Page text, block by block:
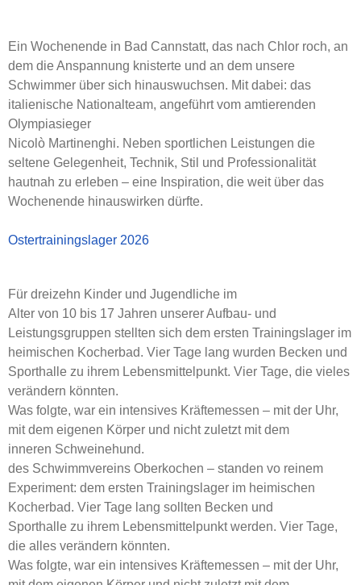
Ein Wochenende in Bad Cannstatt, das nach Chlor roch, an
dem die Anspannung knisterte und an dem unsere
Schwimmer über sich hinauswuchsen. Mit dabei: das
italienische Nationalteam, angeführt vom amtierenden
Olympiasieger
Nicolò Martinenghi. Neben sportlichen Leistungen die
seltene Gelegenheit, Technik, Stil und Professionalität
hautnah zu erleben – eine Inspiration, die weit über das
Wochenende hinauswirken dürfte.
Ostertrainingslager 2026
Für dreizehn Kinder und Jugendliche im
Alter von 10 bis 17 Jahren unserer Aufbau- und
Leistungsgruppen stellten sich dem ersten Trainingslager im
heimischen Kocherbad. Vier Tage lang wurden Becken und
Sporthalle zu ihrem Lebensmittelpunkt. Vier Tage, die vieles
verändern könnten.
Was folgte, war ein intensives Kräftemessen – mit der Uhr,
mit dem eigenen Körper und nicht zuletzt mit dem
inneren Schweinehund.
des Schwimmvereins Oberkochen – standen vo reinem
Experiment: dem ersten Trainingslager im heimischen
Kocherbad. Vier Tage lang sollten Becken und
Sporthalle zu ihrem Lebensmittelpunkt werden. Vier Tage,
die alles verändern könnten.
Was folgte, war ein intensives Kräftemessen – mit der Uhr,